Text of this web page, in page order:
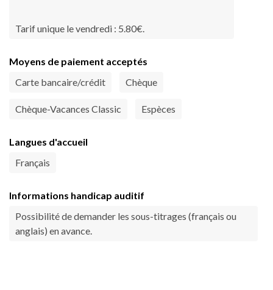
Tarif unique le vendredi : 5.80€.
Moyens de paiement acceptés
Carte bancaire/crédit
Chèque
Chèque-Vacances Classic Espèces
Langues d'accueil
Français
Informations handicap auditif
Possibilité de demander les sous-titrages (français ou
anglais) en avance.